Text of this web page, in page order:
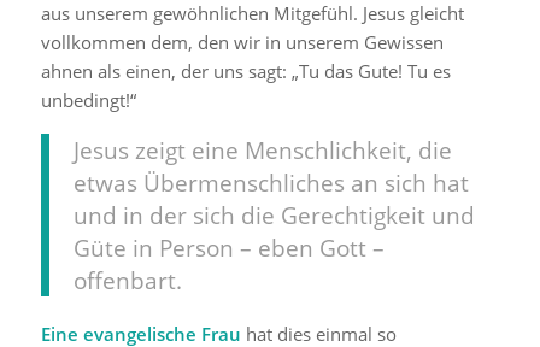
aus unserem gewöhnlichen Mitgefühl. Jesus gleicht
vollkommen dem, den wir in unserem Gewissen
ahnen als einen, der uns sagt: „Tu das Gute! Tu es
unbedingt!“
Jesus zeigt eine Menschlichkeit, die
etwas Übermenschliches an sich hat
und in der sich die Gerechtigkeit und
Güte in Person – eben Gott –
offenbart.
Eine evangelische Frau hat dies einmal so